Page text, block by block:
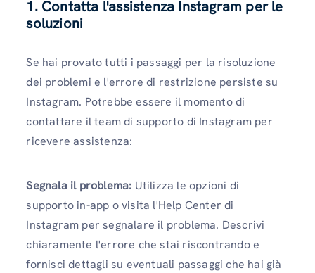
1. Contatta l'assistenza Instagram per le
soluzioni
Se hai provato tutti i passaggi per la risoluzione
dei problemi e l'errore di restrizione persiste su
Instagram. Potrebbe essere il momento di
contattare il team di supporto di Instagram per
ricevere assistenza:
Segnala il problema: Utilizza le opzioni di
supporto in-app o visita l'Help Center di
Instagram per segnalare il problema. Descrivi
chiaramente l'errore che stai riscontrando e
fornisci dettagli su eventuali passaggi che hai già